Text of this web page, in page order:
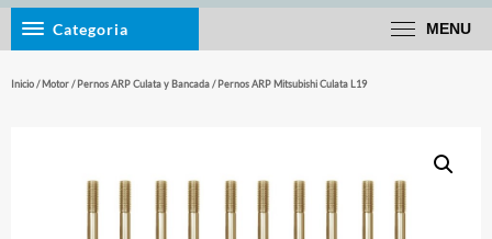
Categoria MENU
Inicio/Motor/Pernos ARP Culata y Bancada/ Pernos ARP Mitsubishi Culata L19